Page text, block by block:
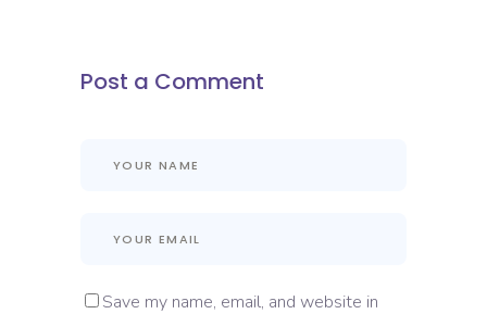
Post a Comment
Save my name, email, and website in